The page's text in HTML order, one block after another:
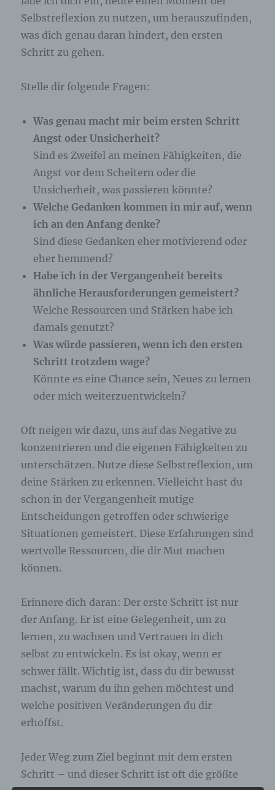
Selbstreflexion zu nutzen, um herauszufinden,
was dich genau daran hindert, den ersten
Schritt zu gehen.
Stelle dir folgende Fragen:
Was genau macht mir beim ersten Schritt
Angst oder Unsicherheit?
Sind es Zweifel an meinen Fähigkeiten, die
Angst vor dem Scheitern oder die
Unsicherheit, was passieren könnte?
Welche Gedanken kommen in mir auf, wenn
ich an den Anfang denke?
Sind diese Gedanken eher motivierend oder
eher hemmend?
Habe ich in der Vergangenheit bereits
ähnliche Herausforderungen gemeistert?
Welche Ressourcen und Stärken habe ich
damals genutzt?
Was würde passieren, wenn ich den ersten
Schritt trotzdem wage?
Könnte es eine Chance sein, Neues zu lernen
oder mich weiterzuentwickeln?
Oft neigen wir dazu, uns auf das Negative zu
konzentrieren und die eigenen Fähigkeiten zu
unterschätzen. Nutze diese Selbstreflexion, um
deine Stärken zu erkennen. Vielleicht hast du
schon in der Vergangenheit mutige
Entscheidungen getroffen oder schwierige
Situationen gemeistert. Diese Erfahrungen sind
wertvolle Ressourcen, die dir Mut machen
können.
Erinnere dich daran: Der erste Schritt ist nur
der Anfang. Er ist eine Gelegenheit, um zu
lernen, zu wachsen und Vertrauen in dich
selbst zu entwickeln. Es ist okay, wenn er
schwer fällt. Wichtig ist, dass du dir bewusst
machst, warum du ihn gehen möchtest und
welche positiven Veränderungen du dir
erhoffst.
Jeder Weg zum Ziel beginnt mit dem ersten
Schritt – und dieser Schritt ist oft die größte